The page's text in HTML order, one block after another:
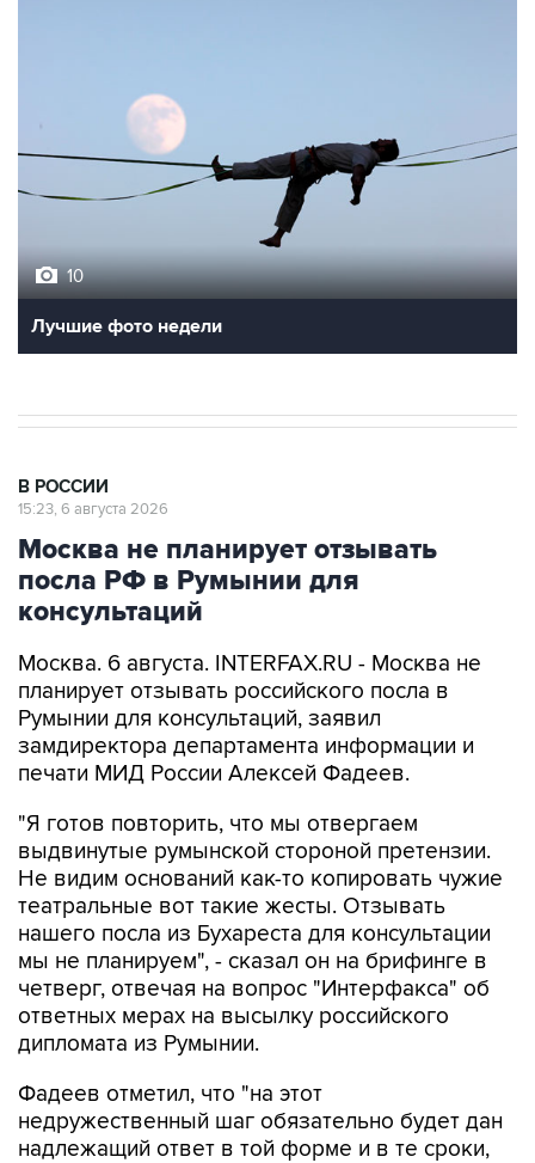
10
Лучшие фото недели
В РОССИИ
15:23, 6 августа 2026
Москва не планирует отзывать
посла РФ в Румынии для
консультаций
Москва. 6 августа. INTERFAX.RU - Москва не
планирует отзывать российского посла в
Румынии для консультаций, заявил
замдиректора департамента информации и
печати МИД России Алексей Фадеев.
"Я готов повторить, что мы отвергаем
выдвинутые румынской стороной претензии.
Не видим оснований как-то копировать чужие
театральные вот такие жесты. Отзывать
нашего посла из Бухареста для консультации
мы не планируем", - сказал он на брифинге в
четверг, отвечая на вопрос "Интерфакса" об
ответных мерах на высылку российского
дипломата из Румынии.
Фадеев отметил, что "на этот
недружественный шаг обязательно будет дан
надлежащий ответ в той форме и в те сроки,